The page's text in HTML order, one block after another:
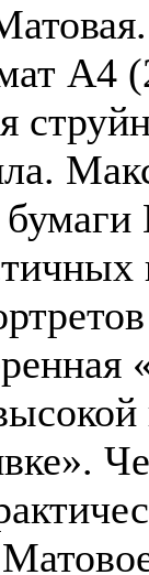
A4